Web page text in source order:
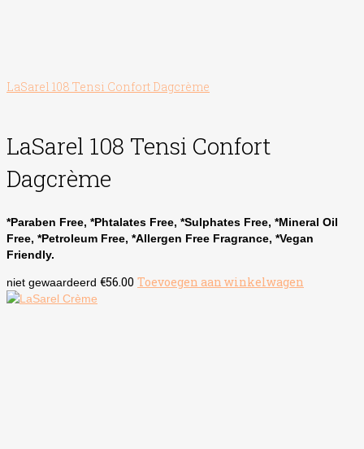
LaSarel 108 Tensi Confort Dagcrème
LaSarel 108 Tensi Confort
Dagcrème
*Paraben Free, *Phtalates Free, *Sulphates Free, *Mineral Oil
Free, *Petroleum Free, *Allergen Free Fragrance, *Vegan
Friendly.
niet gewaardeerd €56.00 Toevoegen aan winkelwagen